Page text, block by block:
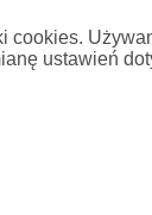
cenybrutto, z VAT.
cookies.
ustawień